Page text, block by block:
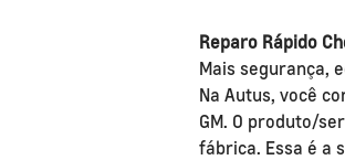
Reparo Rápido
Mais segurança,
Na Autus, você
GM. O produto/
fábrica. Essa é a